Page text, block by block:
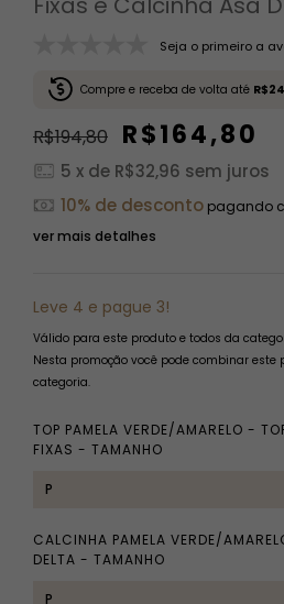
Seja o primeiro a
Compre e receba de volta até
R$194,80 R$164,80
5 x de R$32,96 sem juros
10% de desconto pagando
ver mais detalhes
Leve 4 e pague 3!
Válido para este produto e todos da
Nesta promoção você pode combinar
categoria.
TOP PAMELA VERDE/AMARELO -
FIXAS - TAMANHO
CALCINHA PAMELA VERDE/
DELTA - TAMANHO